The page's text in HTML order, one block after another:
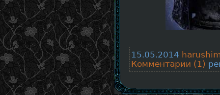
15.05.2014
Комментарии (1)